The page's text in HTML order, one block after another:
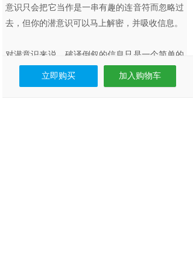
立即购买 加入购物车
意识只会把它当作是一串有趣的连音符而忽略过
去，但你的潜意识可以马上解密，并吸收信息。
对潜意识来说，破译倒叙的信息只是一个简单的